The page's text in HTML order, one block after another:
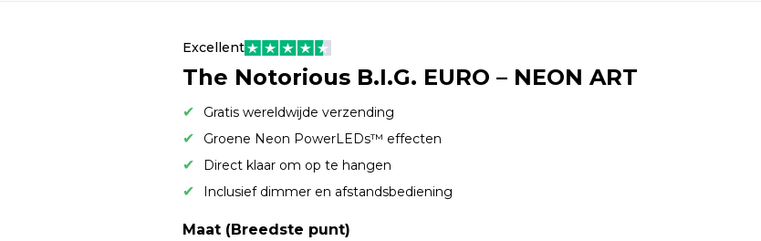
Excellent
The Notorious B.I.G. EURO – NEON ART
Gratis wereldwijde verzending
Groene Neon PowerLEDs™ effecten
Direct klaar om op te hangen
Inclusief dimmer en afstandsbediening
Maat (Breedste punt)